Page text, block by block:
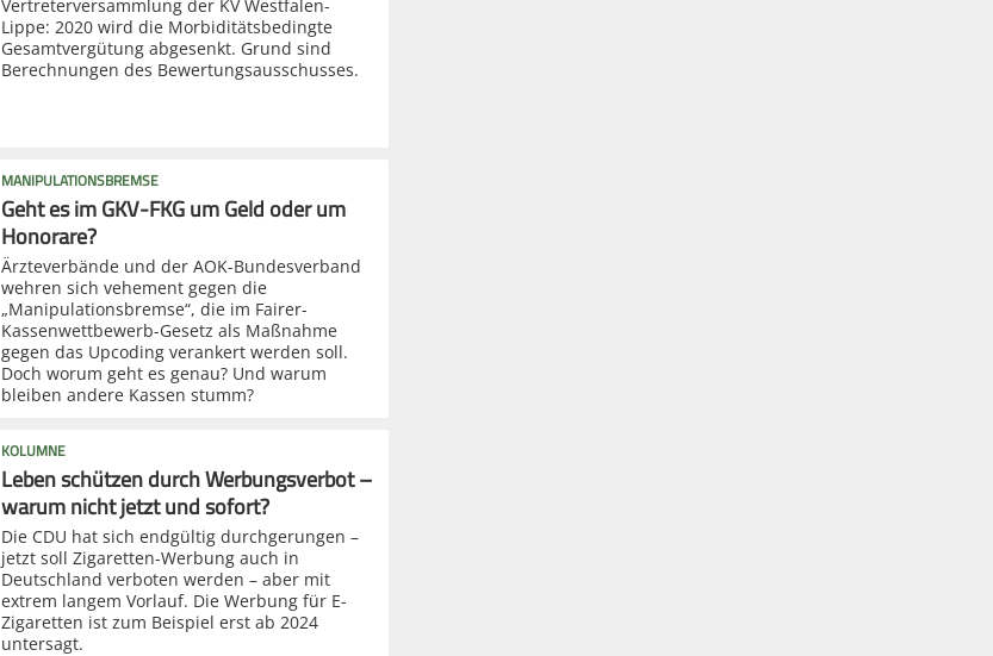
Vertreterversammlung der KV Westfalen-
Lippe: 2020 wird die Morbiditätsbedingte
Gesamtvergütung abgesenkt. Grund sind
Berechnungen des Bewertungsausschusses.
MANIPULATIONSBREMSE
Geht es im GKV-FKG um Geld oder um
Honorare?
Ärzteverbände und der AOK-Bundesverband
wehren sich vehement gegen die
„Manipulationsbremse“, die im Fairer-
Kassenwettbewerb-Gesetz als Maßnahme
gegen das Upcoding verankert werden soll.
Doch worum geht es genau? Und warum
bleiben andere Kassen stumm?
KOLUMNE
Leben schützen durch Werbungsverbot –
warum nicht jetzt und sofort?
Die CDU hat sich endgültig durchgerungen –
jetzt soll Zigaretten-Werbung auch in
Deutschland verboten werden – aber mit
extrem langem Vorlauf. Die Werbung für E-
Zigaretten ist zum Beispiel erst ab 2024
untersagt.